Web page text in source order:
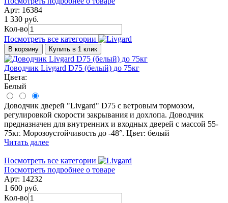
Арт: 16384
1 330 руб.
Кол-во
Посмотреть все категории
В корзину Купить в 1 клик
Доводчик Livgard D75 (белый) до 75кг
Цвета:
Белый
Доводчик дверей "Livgard" D75 с ветровым тормозом,
регулировкой скорости закрывания и дохлопа. Доводчик
предназначен для внутренних и входных дверей с массой 55-
75кг. Морозоустойчивость до -48°. Цвет: белый
Читать далее
Посмотреть все категории
Посмотреть подробнее о товаре
Арт: 14232
1 600 руб.
Кол-во